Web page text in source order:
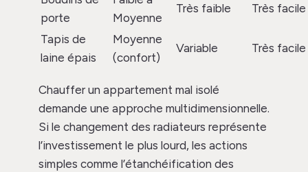
porte
Moyenne
Très faible Très facile
Tapis de
laine épais
Moyenne
(confort)
Variable Très facile
Chauffer un appartement mal isolé
demande une approche multidimensionnelle.
Si le changement des radiateurs représente
l’investissement le plus lourd, les actions
simples comme l’étanchéification des